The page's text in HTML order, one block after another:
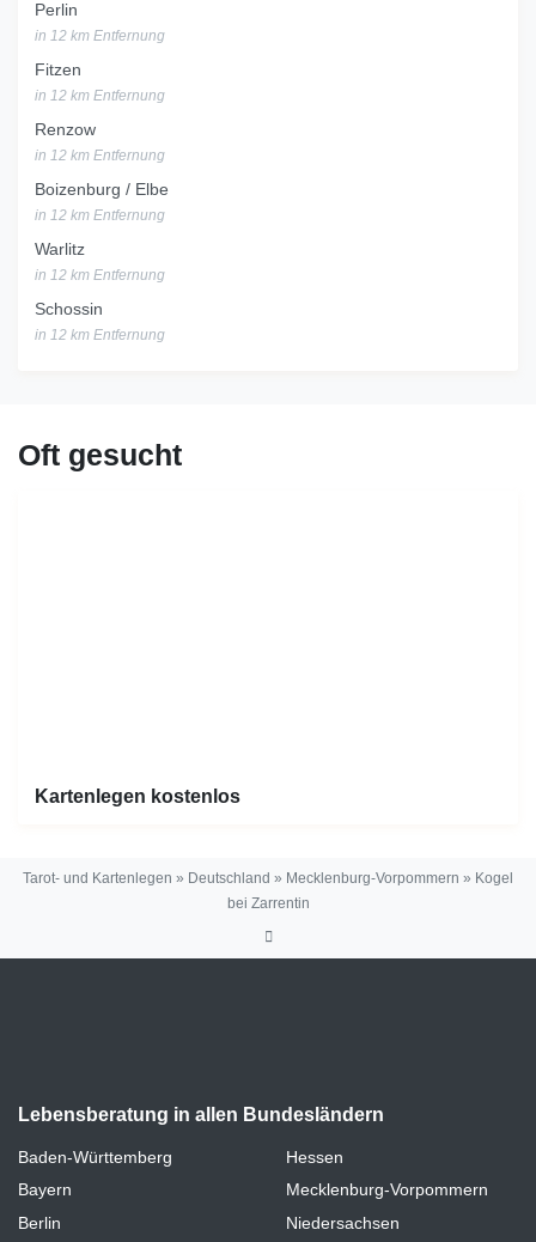
Perlin
in 12 km Entfernung
Fitzen
in 12 km Entfernung
Renzow
in 12 km Entfernung
Boizenburg / Elbe
in 12 km Entfernung
Warlitz
in 12 km Entfernung
Schossin
in 12 km Entfernung
Oft gesucht
Kartenlegen kostenlos
Tarot- und Kartenlegen » Deutschland » Mecklenburg-Vorpommern » Kogel
bei Zarrentin
Lebensberatung in allen Bundesländern
Baden-Württemberg
Bayern
Berlin
Hessen
Mecklenburg-Vorpommern
Niedersachsen